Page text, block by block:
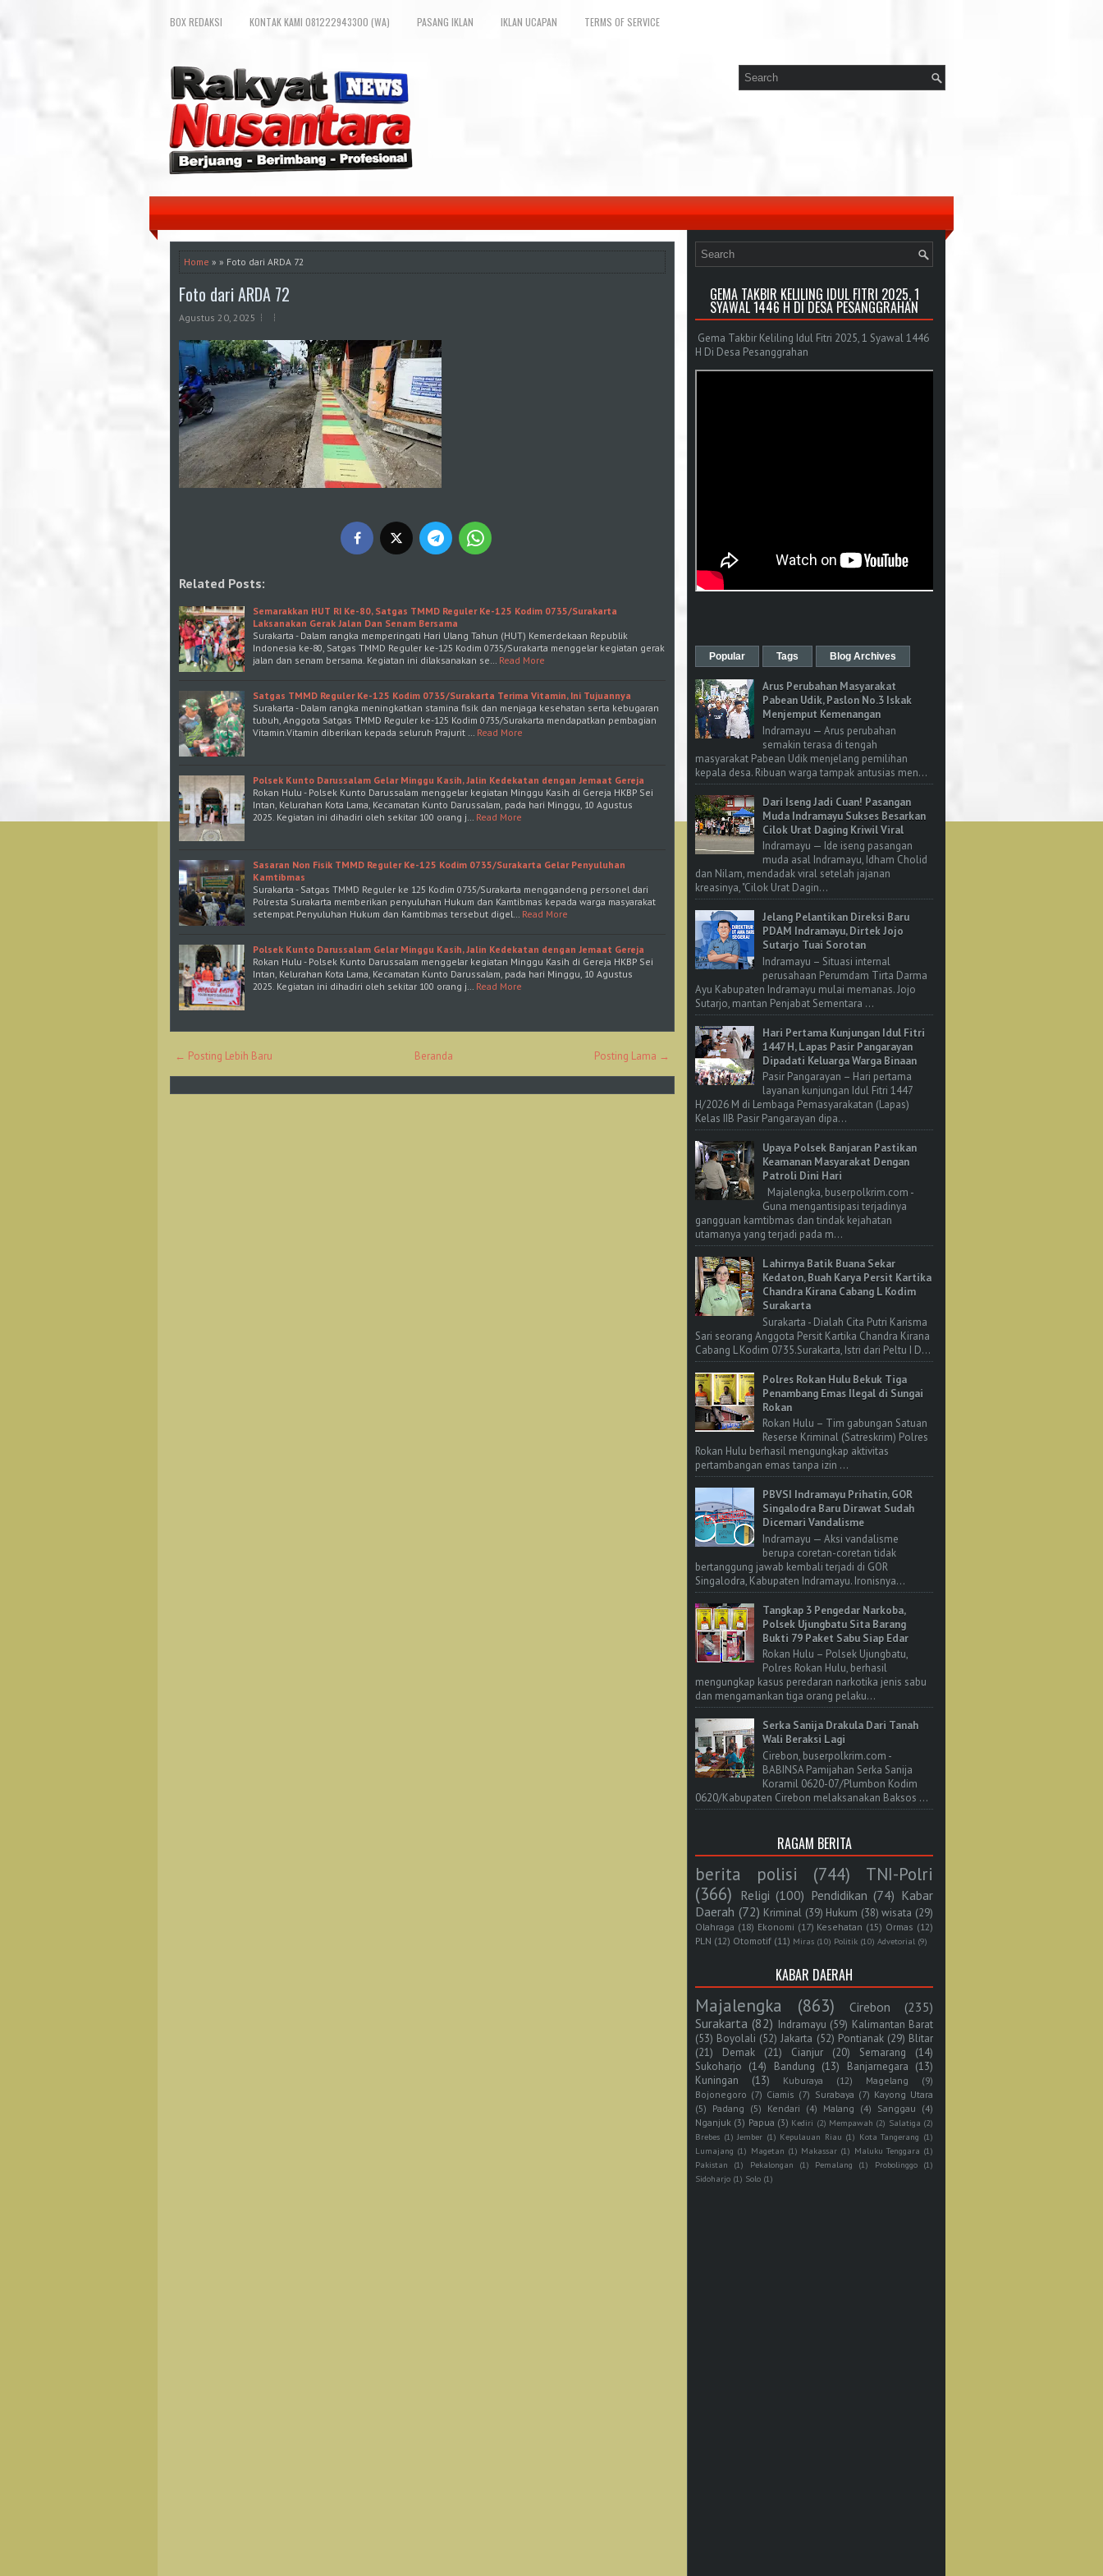
BOX REDAKSI KONTAK KAMI 081222943300 (WA) PASANG IKLAN IKLAN UCAPAN TERMS OF SERVICE
Home » » Foto dari ARDA 72
Foto dari ARDA 72
Agustus 20, 2025
Related Posts:
Semarakkan HUT RI Ke-80, Satgas TMMD Reguler Ke-125 Kodim 0735/Surakarta
Laksanakan Gerak Jalan Dan Senam Bersama
Surakarta - Dalam rangka memperingati Hari Ulang Tahun (HUT) Kemerdekaan Republik
Indonesia ke-80, Satgas TMMD Reguler ke-125 Kodim 0735/Surakarta menggelar kegiatan gerak
jalan dan senam bersama. Kegiatan ini dilaksanakan se… Read More
Satgas TMMD Reguler Ke-125 Kodim 0735/Surakarta Terima Vitamin, Ini Tujuannya
Surakarta - Dalam rangka meningkatkan stamina fisik dan menjaga kesehatan serta kebugaran
tubuh, Anggota Satgas TMMD Reguler ke-125 Kodim 0735/Surakarta mendapatkan pembagian
Vitamin.Vitamin diberikan kepada seluruh Prajurit … Read More
Polsek Kunto Darussalam Gelar Minggu Kasih, Jalin Kedekatan dengan Jemaat Gereja
Rokan Hulu - Polsek Kunto Darussalam menggelar kegiatan Minggu Kasih di Gereja HKBP Sei
Intan, Kelurahan Kota Lama, Kecamatan Kunto Darussalam, pada hari Minggu, 10 Agustus
2025. Kegiatan ini dihadiri oleh sekitar 100 orang j… Read More
Sasaran Non Fisik TMMD Reguler Ke-125 Kodim 0735/Surakarta Gelar Penyuluhan
Kamtibmas
Surakarta - Satgas TMMD Reguler ke 125 Kodim 0735/Surakarta menggandeng personel dari
Polresta Surakarta memberikan penyuluhan Hukum dan Kamtibmas kepada warga masyarakat
setempat.Penyuluhan Hukum dan Kamtibmas tersebut digel… Read More
Polsek Kunto Darussalam Gelar Minggu Kasih, Jalin Kedekatan dengan Jemaat Gereja
Rokan Hulu - Polsek Kunto Darussalam menggelar kegiatan Minggu Kasih di Gereja HKBP Sei
Intan, Kelurahan Kota Lama, Kecamatan Kunto Darussalam, pada hari Minggu, 10 Agustus
2025. Kegiatan ini dihadiri oleh sekitar 100 orang j… Read More
← Posting Lebih Baru Posting Lama →
Beranda
GEMA TAKBIR KELILING IDUL FITRI 2025, 1
SYAWAL 1446 H DI DESA PESANGGRAHAN
Gema Takbir Keliling Idul Fitri 2025, 1 Syawal 1446
H Di Desa Pesanggrahan
Popular Tags Blog Archives
Arus Perubahan Masyarakat
Pabean Udik, Paslon No.3 Iskak
Menjemput Kemenangan
Indramayu — Arus perubahan
semakin terasa di tengah
masyarakat Pabean Udik menjelang pemilihan
kepala desa. Ribuan warga tampak antusias men...
Dari Iseng Jadi Cuan! Pasangan
Muda Indramayu Sukses Besarkan
Cilok Urat Daging Kriwil Viral
Indramayu — Ide iseng pasangan
muda asal Indramayu, Idham Cholid
dan Nilam, mendadak viral setelah jajanan
kreasinya, "Cilok Urat Dagin...
Jelang Pelantikan Direksi Baru
PDAM Indramayu, Dirtek Jojo
Sutarjo Tuai Sorotan
Indramayu – Situasi internal
perusahaan Perumdam Tirta Darma
Ayu Kabupaten Indramayu mulai memanas. Jojo
Sutarjo, mantan Penjabat Sementara ...
Hari Pertama Kunjungan Idul Fitri
1447 H, Lapas Pasir Pangarayan
Dipadati Keluarga Warga Binaan
Pasir Pangarayan – Hari pertama
layanan kunjungan Idul Fitri 1447
H/2026 M di Lembaga Pemasyarakatan (Lapas)
Kelas IIB Pasir Pangarayan dipa...
Upaya Polsek Banjaran Pastikan
Keamanan Masyarakat Dengan
Patroli Dini Hari
Majalengka, buserpolkrim.com -
Guna mengantisipasi terjadinya
gangguan kamtibmas dan tindak kejahatan
utamanya yang terjadi pada m...
Lahirnya Batik Buana Sekar
Kedaton, Buah Karya Persit Kartika
Chandra Kirana Cabang L Kodim
Surakarta
Surakarta - Dialah Cita Putri Karisma
Sari seorang Anggota Persit Kartika Chandra Kirana
Cabang L Kodim 0735.Surakarta, Istri dari Peltu I D...
Polres Rokan Hulu Bekuk Tiga
Penambang Emas Ilegal di Sungai
Rokan
Rokan Hulu – Tim gabungan Satuan
Reserse Kriminal (Satreskrim) Polres
Rokan Hulu berhasil mengungkap aktivitas
pertambangan emas tanpa izin ...
PBVSI Indramayu Prihatin, GOR
Singalodra Baru Dirawat Sudah
Dicemari Vandalisme
Indramayu — Aksi vandalisme
berupa coretan-coretan tidak
bertanggung jawab kembali terjadi di GOR
Singalodra, Kabupaten Indramayu. Ironisnya...
Tangkap 3 Pengedar Narkoba,
Polsek Ujungbatu Sita Barang
Bukti 79 Paket Sabu Siap Edar
Rokan Hulu – Polsek Ujungbatu,
Polres Rokan Hulu, berhasil
mengungkap kasus peredaran narkotika jenis sabu
dan mengamankan tiga orang pelaku...
Serka Sanija Drakula Dari Tanah
Wali Beraksi Lagi
Cirebon, buserpolkrim.com -
BABINSA Pamijahan Serka Sanija
Koramil 0620-07/Plumbon Kodim
0620/Kabupaten Cirebon melaksanakan Baksos ...
RAGAM BERITA
berita polisi (744)
TNI-Polri
(366) Religi (100) Pendidikan (74) Kabar
Daerah (72) Kriminal (39) Hukum (38) wisata (29)
Olahraga (18) Ekonomi (17) Kesehatan (15) Ormas (12)
PLN (12) Otomotif (11) Miras (10) Politik (10) Advetorial (9)
KABAR DAERAH
Majalengka (863) Cirebon
(235)
Surakarta (82) Indramayu (59) Kalimantan Barat
(53) Boyolali (52) Jakarta (52) Pontianak (29) Blitar
(21)
Demak (21) Cianjur (20) Semarang
(14)
Sukoharjo (14) Bandung (13) Banjarnegara (13)
Kuningan
(13) Kuburaya (12) Magelang
(9)
Bojonegoro (7) Ciamis (7) Surabaya (7) Kayong Utara
(5) Padang (5) Kendari (4) Malang (4) Sanggau (4)
Nganjuk (3) Papua (3) Kediri (2) Mempawah (2) Salatiga (2)
Brebes (1) Jember (1) Kepulauan Riau (1) Kota Tangerang (1)
Lumajang (1) Magetan (1) Makassar (1) Maluku Tenggara (1)
Pakistan
(1) Pekalongan (1) Pemalang (1) Probolinggo (1)
Sidoharjo (1) Solo (1)